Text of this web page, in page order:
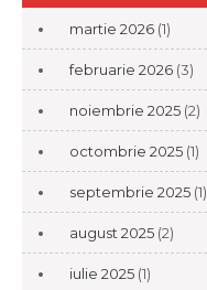
martie 2026 (1)
februarie 2026 (3)
noiembrie 2025 (2)
octombrie 2025 (1)
septembrie 2025 (1)
august 2025 (2)
iulie 2025 (1)